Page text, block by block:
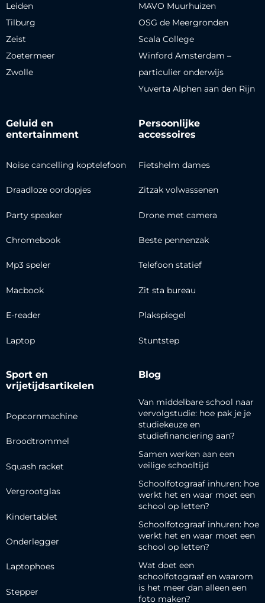
Leiden
Tilburg
Zeist
Zoetermeer
Zwolle
MAVO Muurhuizen
OSG de Meergronden
Scala College
Winford Amsterdam –
particulier onderwijs
Yuverta Alphen aan den Rijn
Geluid en
entertainment
Noise cancelling koptelefoon
Draadloze oordopjes
Party speaker
Chromebook
Mp3 speler
Macbook
E-reader
Laptop
Persoonlijke
accessoires
Fietshelm dames
Zitzak volwassenen
Drone met camera
Beste pennenzak
Telefoon statief
Zit sta bureau
Plakspiegel
Stuntstep
Sport en
vrijetijdsartikelen
Popcornmachine
Broodtrommel
Squash racket
Vergrootglas
Kindertablet
Onderlegger
Laptophoes
Stepper
Blog
Van middelbare school naar
vervolgstudie: hoe pak je je
studiekeuze en
studiefinanciering aan?
Samen werken aan een
veilige schooltijd
Schoolfotograaf inhuren: hoe
werkt het en waar moet een
school op letten?
Schoolfotograaf inhuren: hoe
werkt het en waar moet een
school op letten?
Wat doet een
schoolfotograaf en waarom
is het meer dan alleen een
foto maken?